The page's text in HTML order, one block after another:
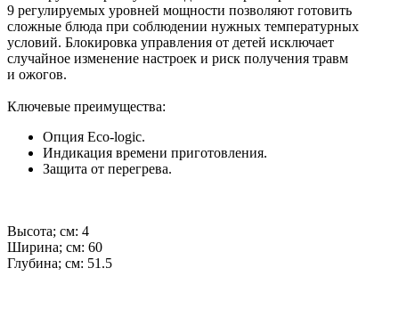
9 регулируемых уровней мощности позволяют готовить
сложные блюда при соблюдении нужных температурных
условий. Блокировка управления от детей исключает
случайное изменение настроек и риск получения травм
и ожогов.
Ключевые преимущества:
Опция Eco-logic.
Индикация времени приготовления.
Защита от перегрева.
Высота; см: 4
Ширина; см: 60
Глубина; см: 51.5